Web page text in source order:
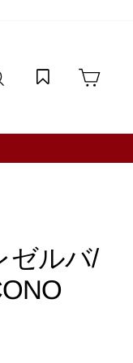
サイトを検索する
ルバ/